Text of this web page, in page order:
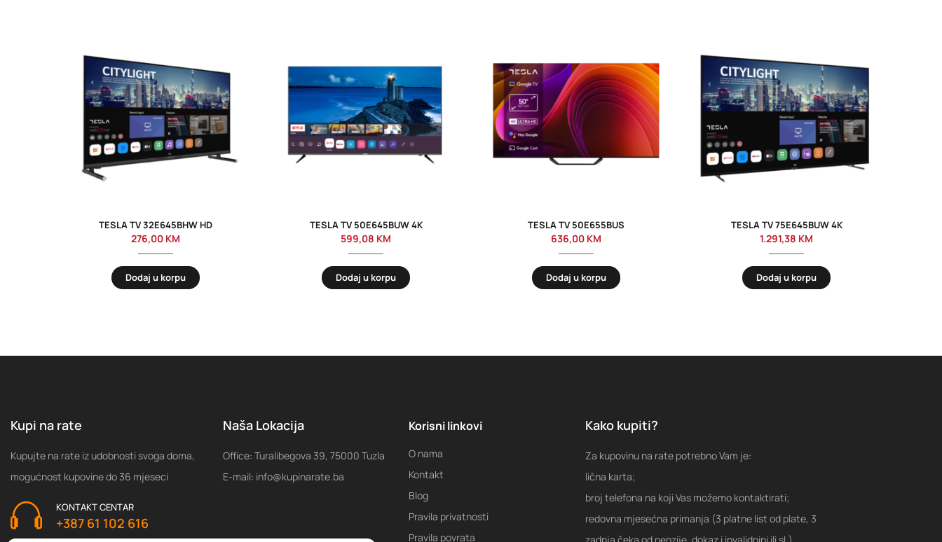
TESLA TV 32E645BHW HD
276,00 KM
Dodaj u korpu
TESLA TV 50E645BUW 4K
599,08 KM
Dodaj u korpu
TESLA TV 50E655BUS
636,00 KM
Dodaj u korpu
TESLA TV 75E645BUW 4K
1.291,38 KM
Dodaj u korpu
Kupi na rate
Kupujte na rate iz udobnosti svoga doma,
mogućnost kupovine do 36 mjeseci
KONTAKT CENTAR
+387 61 102 616
Naša Lokacija
Office: Turalibegova 39, 75000 Tuzla
E-mail: info@kupinarate.ba
Korisni linkovi
O nama
Kontakt
Blog
Pravila privatnosti
Pravila povrata
Kako kupiti?
Za kupovinu na rate potrebno Vam je:
lična karta;
broj telefona na koji Vas možemo kontaktirati;
redovna mjesećna primanja (3 platne list od plate, 3